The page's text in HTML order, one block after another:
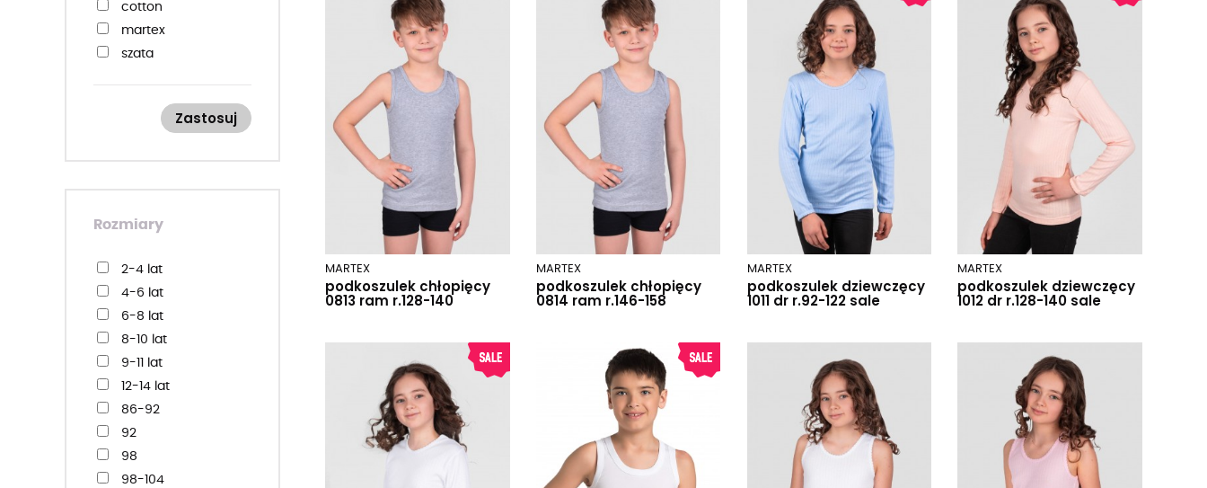
cotton
martex
szata
Zastosuj
Rozmiary
2-4 lat
4-6 lat
6-8 lat
8-10 lat
9-11 lat
12-14 lat
86-92
92
98
98-104
MARTEX
podkoszulek chłopięcy
0813 ram r.128-140
MARTEX
podkoszulek chłopięcy
0814 ram r.146-158
MARTEX
podkoszulek dziewczęcy
1011 dr r.92-122 sale
MARTEX
podkoszulek dziewczęcy
1012 dr r.128-140 sale